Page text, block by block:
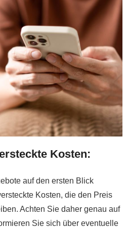
Kosten:
auf den ersten Blick
Kosten, die den Preis
Achten Sie daher genau auf
Sie sich über eventuelle